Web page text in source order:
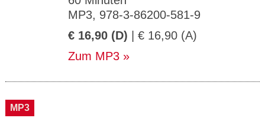
MP3, 978-3-86200-581-9
€ 16,90 (D) | € 16,90 (A)
Zum MP3
MP3